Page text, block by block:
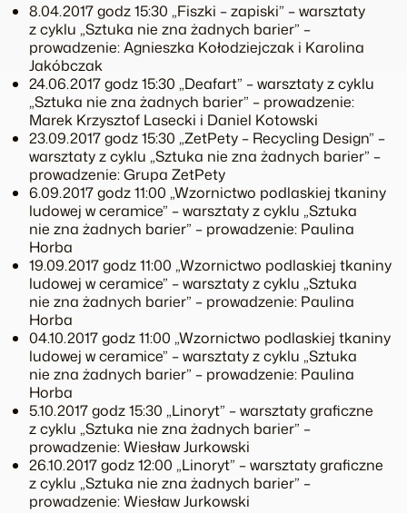
8.04.2017 godz 15:30 „Fiszki – zapiski” – warsztaty
z cyklu „Sztuka nie zna żadnych barier” –
prowadzenie: Agnieszka Kołodziejczak i Karolina
Jakóbczak
24.06.2017 godz 15:30 „Deafart” – warsztaty z cyklu
„Sztuka nie zna żadnych barier” – prowadzenie:
Marek Krzysztof Lasecki i Daniel Kotowski
23.09.2017 godz 15:30 „ZetPety – Recycling Design” –
warsztaty z cyklu „Sztuka nie zna żadnych barier” –
prowadzenie: Grupa ZetPety
6.09.2017 godz 11:00 „Wzornictwo podlaskiej tkaniny
ludowej w ceramice” – warsztaty z cyklu „Sztuka
nie zna żadnych barier” – prowadzenie: Paulina
Horba
19.09.2017 godz 11:00 „Wzornictwo podlaskiej tkaniny
ludowej w ceramice” – warsztaty z cyklu „Sztuka
nie zna żadnych barier” – prowadzenie: Paulina
Horba
04.10.2017 godz 11:00 „Wzornictwo podlaskiej tkaniny
ludowej w ceramice” – warsztaty z cyklu „Sztuka
nie zna żadnych barier” – prowadzenie: Paulina
Horba
5.10.2017 godz 15:30 „Linoryt” – warsztaty graficzne
z cyklu „Sztuka nie zna żadnych barier” –
prowadzenie: Wiesław Jurkowski
26.10.2017 godz 12:00 „Linoryt” – warsztaty graficzne
z cyklu „Sztuka nie zna żadnych barier” –
prowadzenie: Wiesław Jurkowski